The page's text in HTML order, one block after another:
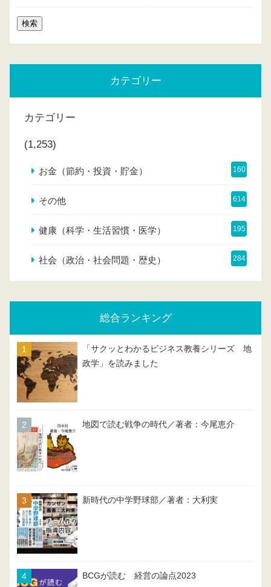
カテゴリー
カテゴリー
(1,253)
お金（節約・投資・貯金） 160
その他 614
健康（科学・生活習慣・医学） 195
社会（政治・社会問題・歴史） 284
総合ランキング
「サクッとわかるビジネス教養シリーズ 地
政学」を読みました
地図で読む戦争の時代／著者：今尾恵介
新時代の中学野球部／著者：大利実
BCGが読む 経営の論点2023